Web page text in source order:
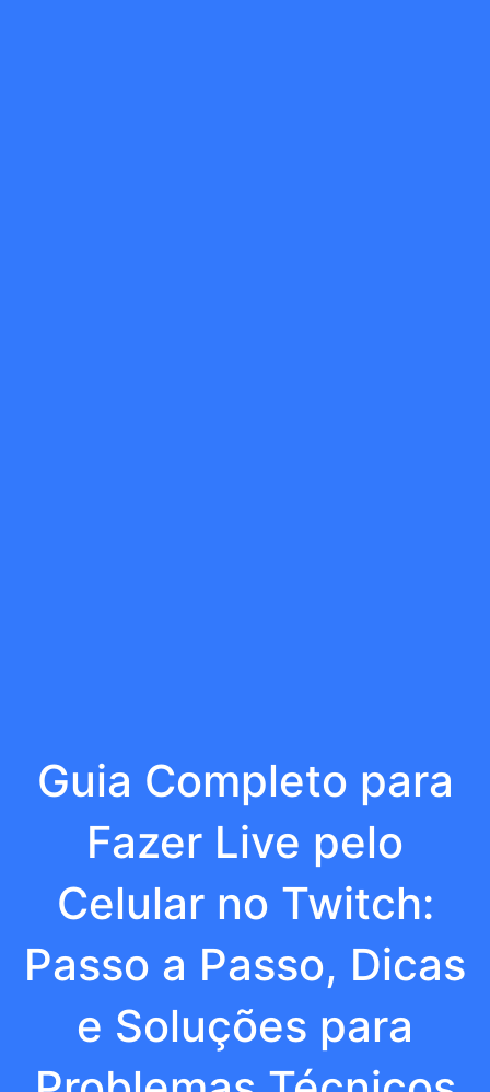
Guia Completo para
Fazer Live pelo
Celular no Twitch:
Passo a Passo, Dicas
e Soluções para